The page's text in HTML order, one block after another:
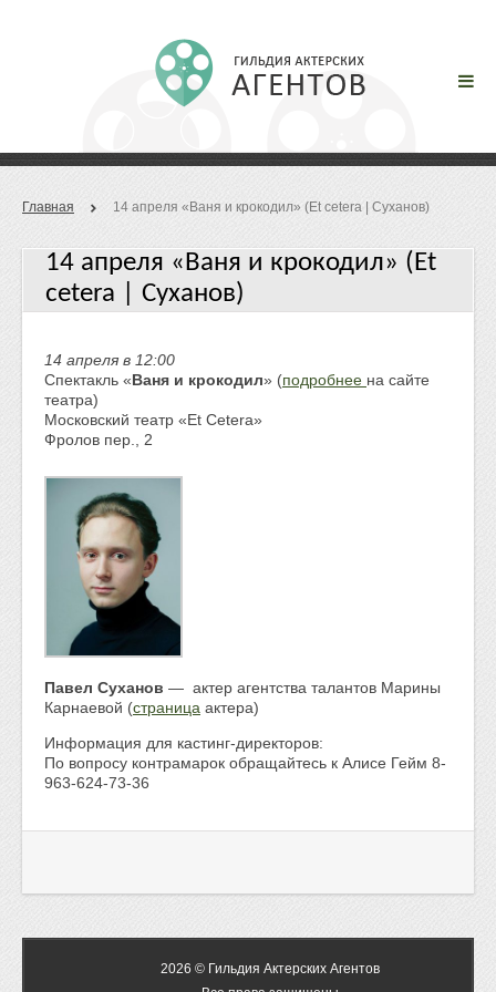
Главная 14 апреля «Ваня и крокодил» (Et cetera | Суханов)
14 апреля «Ваня и крокодил» (Et
cetera | Суханов)
14 апреля в 12:00
Спектакль «Ваня и крокодил» (подробнее на сайте
театра)
Московский театр «Et Cetera»
Фролов пер., 2
Павел Суханов — актер агентства талантов Марины
Карнаевой (страница актера)
Информация для кастинг-директоров:
По вопросу контрамарок обращайтесь к Алисе Гейм 8-
963-624-73-36
2026 © Гильдия Актерских Агентов